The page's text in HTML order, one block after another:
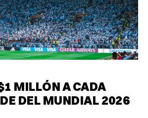
MILLÓN A CADA
DEL MUNDIAL 2026